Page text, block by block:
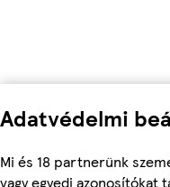
Adatvédelmi
Mi és 18 partnerünk
vagy egyedi azonosítókat